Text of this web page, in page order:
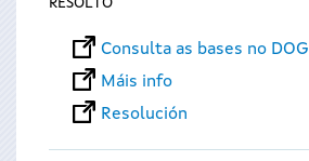
RESOLTO
Consulta as bases no DOG
Máis info
Resolución